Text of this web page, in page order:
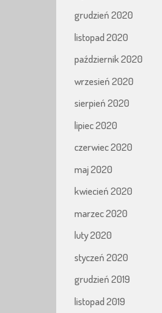
grudzień 2020
listopad 2020
październik 2020
wrzesień 2020
sierpień 2020
lipiec 2020
czerwiec 2020
maj 2020
kwiecień 2020
marzec 2020
luty 2020
styczeń 2020
grudzień 2019
listopad 2019